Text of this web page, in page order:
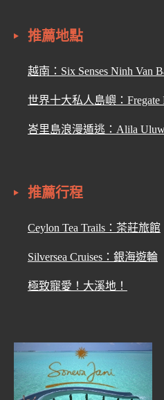
推薦地點
越南：Six Senses Ninh Van
世界十大私人島嶼：Fregate
峇里島浪漫遁逃：Alila
推薦行程
Ceylon Tea Trails：茶莊旅館
Silversea Cruises：銀海遊輪
極致寵愛！大溪地！